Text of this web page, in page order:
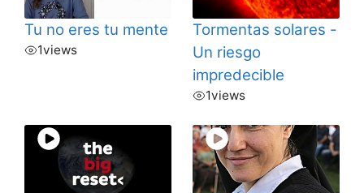
Tu no eres tu mente
1views
Tormentas solares -
Un riesgo
impredecible
1views